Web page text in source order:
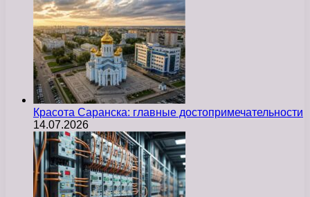
Красота Саранска: главные достопримечательности
14.07.2026